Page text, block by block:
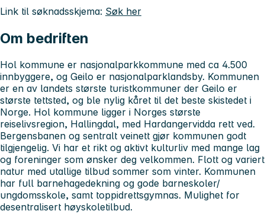
Link til søknadsskjema: Søk her
Om bedriften
Hol kommune er nasjonalparkkommune med ca 4.500
innbyggere, og Geilo er nasjonalparklandsby. Kommunen
er en av landets største turistkommuner der Geilo er
største tettsted, og ble nylig kåret til det beste skistedet i
Norge. Hol kommune ligger i Norges største
reiselivsregion, Hallingdal, med Hardangervidda rett ved.
Bergensbanen og sentralt veinett gjør kommunen godt
tilgjengelig. Vi har et rikt og aktivt kulturliv med mange lag
og foreninger som ønsker deg velkommen. Flott og variert
natur med utallige tilbud sommer som vinter. Kommunen
har full barnehagedekning og gode barneskoler/
ungdomsskole, samt toppidrettsgymnas. Mulighet for
desentralisert høyskoletilbud.